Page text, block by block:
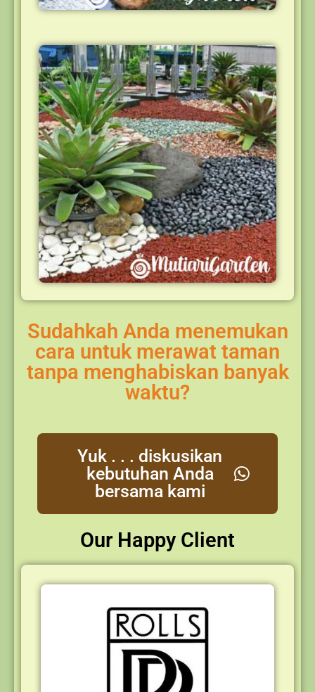
Sudahkah Anda menemukan
cara untuk merawat taman
tanpa menghabiskan banyak
waktu?
Yuk . . . diskusikan
kebutuhan Anda
bersama kami
Our Happy Client